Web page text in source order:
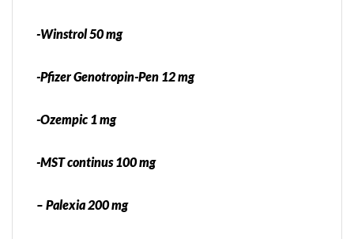
-Winstrol 50 mg
-Pfizer Genotropin-Pen 12 mg
-Ozempic 1 mg
-MST continus 100 mg
– Palexia 200 mg